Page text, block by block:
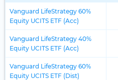
Vanguard LifeStrategy 60%
Equity UCITS ETF (Acc)
Vanguard LifeStrategy 40%
Equity UCITS ETF (Acc)
Vanguard LifeStrategy 60%
Equity UCITS ETF (Dist)